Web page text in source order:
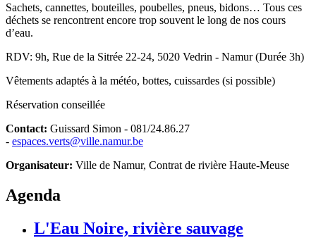
Sachets, cannettes, bouteilles, poubelles, pneus, bidons… Tous ces
déchets se rencontrent encore trop souvent le long de nos cours
d’eau.
RDV: 9h, Rue de la Sitrée 22-24, 5020 Vedrin - Namur (Durée 3h)
Vêtements adaptés à la météo, bottes, cuissardes (si possible)
Réservation conseillée
Contact: Guissard Simon - 081/24.86.27
- espaces.verts@ville.namur.be
Organisateur: Ville de Namur, Contrat de rivière Haute-Meuse
Agenda
L'Eau Noire, rivière sauvage